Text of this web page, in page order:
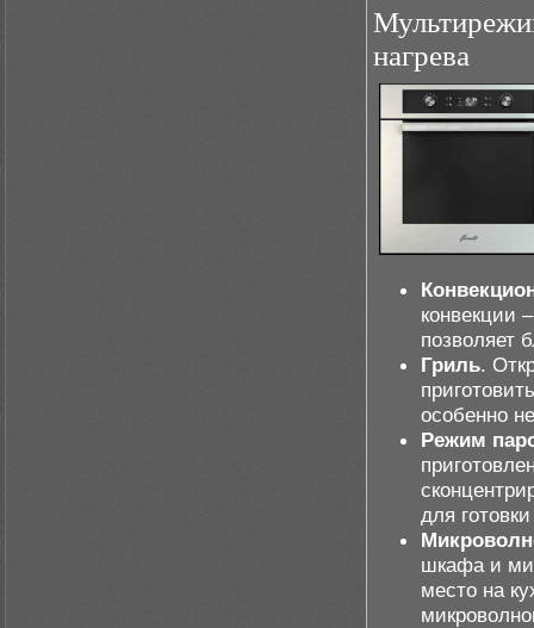
нагрева
конвекции
позволяет
Гриль.
особенно
Режим
для
шкафа и
место на